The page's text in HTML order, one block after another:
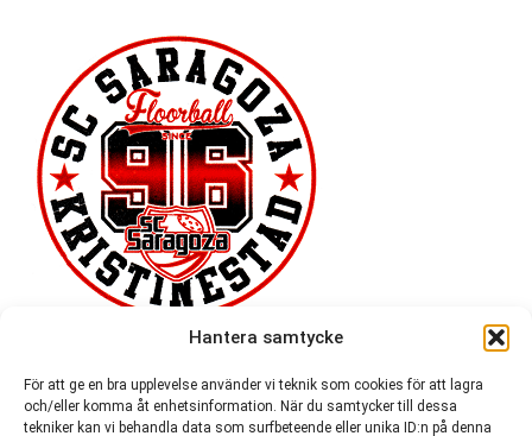
Hantera samtycke
För att ge en bra upplevelse använder vi teknik som cookies för att lagra
och/eller komma åt enhetsinformation. När du samtycker till dessa
tekniker kan vi behandla data som surfbeteende eller unika ID:n på denna